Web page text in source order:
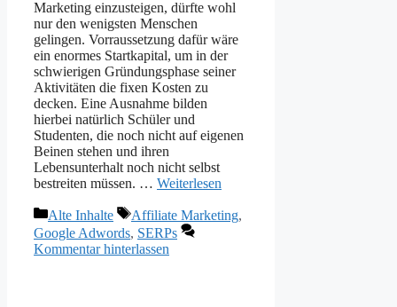
Marketing einzusteigen, dürfte wohl
nur den wenigsten Menschen
gelingen. Vorraussetzung dafür wäre
ein enormes Startkapital, um in der
schwierigen Gründungsphase seiner
Aktivitäten die fixen Kosten zu
decken. Eine Ausnahme bilden
hierbei natürlich Schüler und
Studenten, die noch nicht auf eigenen
Beinen stehen und ihren
Lebensunterhalt noch nicht selbst
bestreiten müssen. … Weiterlesen
Kategorien
Alte Inhalte Schlagwörter
Affiliate Marketing,
Google Adwords, SERPs
Kommentar hinterlassen